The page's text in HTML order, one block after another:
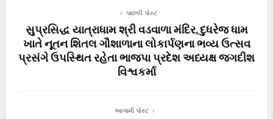
પાછલી પોસ્ટ
સુપ્રસિદ્ધ યાત્રાધામ શ્રી વડવાળા મંદિર, દુધરેજ ધામ
ખાતે નૂતન શિતલ ગૌશાળાના લોકાર્પણના ભવ્ય ઉત્સવ
પ્રસંગે ઉપસ્થિત રહેતા ભાજપા પ્રદેશ અધ્યક્ષ જગદીશ
વિશ્વકર્મા
આગામી પોસ્ટ